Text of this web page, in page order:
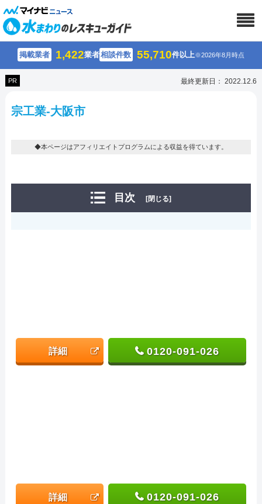
掲載業者 1,422業者相談件数 55,710件以上※2026年8月時点
PR 最終更新日： 2022.12.6
宗工業-大阪市
◆本ページはアフィリエイトプログラムによる収益を得ています。
目次 [閉じる]
詳細 0120-091-026
詳細 0120-091-026